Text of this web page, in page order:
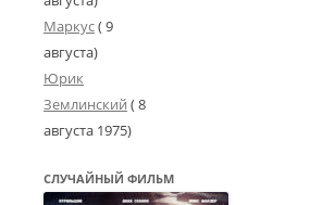
Маркус( 9
августа)
Юрик
Землинский (8
августа 1975)
СЛУЧАЙНЫЙ ФИЛЬМ